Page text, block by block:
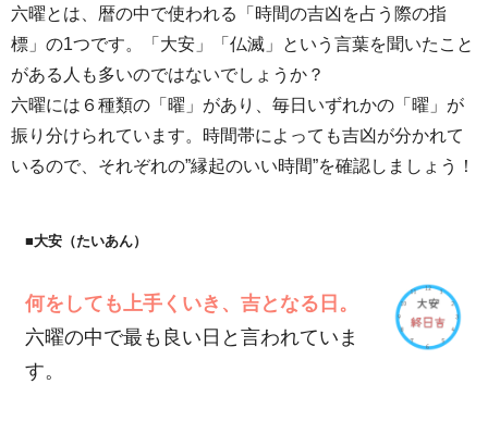
六曜とは、暦の中で使われる「時間の吉凶を占う際の指
標」の1つです。「大安」「仏滅」という言葉を聞いたこと
がある人も多いのではないでしょうか？
六曜には６種類の「曜」があり、毎日いずれかの「曜」が
振り分けられています。時間帯によっても吉凶が分かれて
いるので、それぞれの”縁起のいい時間”を確認しましょう！
■大安（たいあん）
何をしても上手くいき、吉となる日。
六曜の中で最も良い日と言われていま
す。